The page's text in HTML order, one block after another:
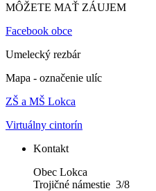
MÔŽETE MAŤ ZÁUJEM
Facebook obce
Umelecký rezbár
Mapa - označenie ulíc
ZŠ a MŠ Lokca
Virtuálny cintorín
Kontakt
Obec Lokca
Trojičné námestie 3/8